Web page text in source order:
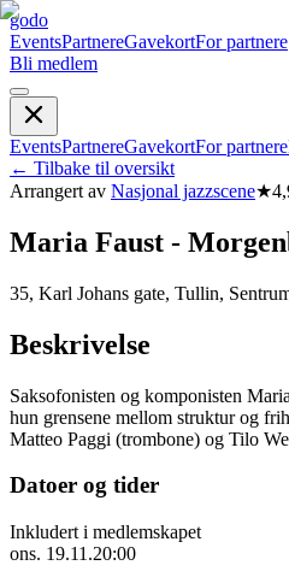
godo
EventsPartnereGavekortFor partnere
Bli medlem
EventsPartnereGavekortFor partnere
← Tilbake til oversikt
Arrangert av Nasjonal jazzscene★
Maria Faust -
35, Karl Johans gate, Tullin,
Beskrivelse
Saksofonisten og komponisten
hun grensene mellom struktur og
Matteo Paggi (trombone) og Tilo
Datoer og tider
Inkludert i medlemskapet
ons. 19.11.20:00